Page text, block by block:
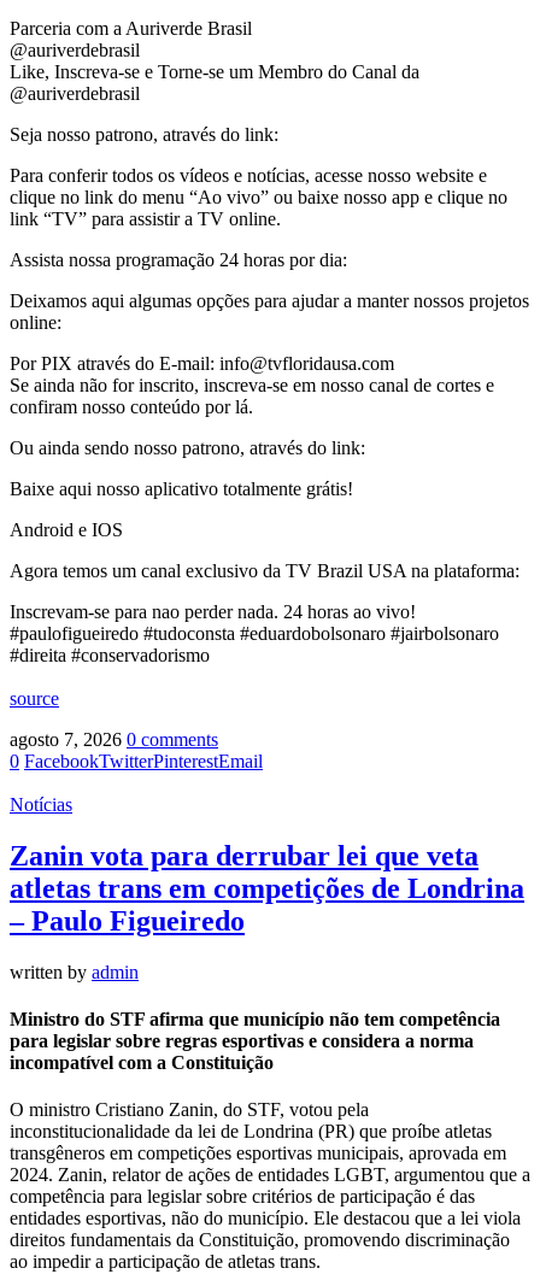
Parceria com a Auriverde Brasil
@auriverdebrasil
Like, Inscreva-se e Torne-se um Membro do Canal da
@auriverdebrasil
Seja nosso patrono, através do link:
Para conferir todos os vídeos e notícias, acesse nosso website e
clique no link do menu “Ao vivo” ou baixe nosso app e clique no
link “TV” para assistir a TV online.
Assista nossa programação 24 horas por dia:
Deixamos aqui algumas opções para ajudar a manter nossos projetos
online:
Por PIX através do E-mail: info@tvfloridausa.com
Se ainda não for inscrito, inscreva-se em nosso canal de cortes e
confiram nosso conteúdo por lá.
Ou ainda sendo nosso patrono, através do link:
Baixe aqui nosso aplicativo totalmente grátis!
Android e IOS
Agora temos um canal exclusivo da TV Brazil USA na plataforma:
Inscrevam-se para nao perder nada. 24 horas ao vivo!
#paulofigueiredo #tudoconsta #eduardobolsonaro #jairbolsonaro
#direita #conservadorismo
source
agosto 7, 2026 0 comments
0 FacebookTwitterPinterestEmail
Notícias
Zanin vota para derrubar lei que veta
atletas trans em competições de Londrina
– Paulo Figueiredo
written by admin
Ministro do STF afirma que município não tem competência
para legislar sobre regras esportivas e considera a norma
incompatível com a Constituição
O ministro Cristiano Zanin, do STF, votou pela
inconstitucionalidade da lei de Londrina (PR) que proíbe atletas
transgêneros em competições esportivas municipais, aprovada em
2024. Zanin, relator de ações de entidades LGBT, argumentou que a
competência para legislar sobre critérios de participação é das
entidades esportivas, não do município. Ele destacou que a lei viola
direitos fundamentais da Constituição, promovendo discriminação
ao impedir a participação de atletas trans.